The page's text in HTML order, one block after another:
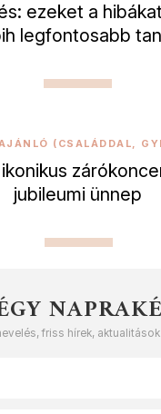
ezeket a
legfontosabb
(CSALÁDDAL,
jubileumi ünnep
friss hírek,